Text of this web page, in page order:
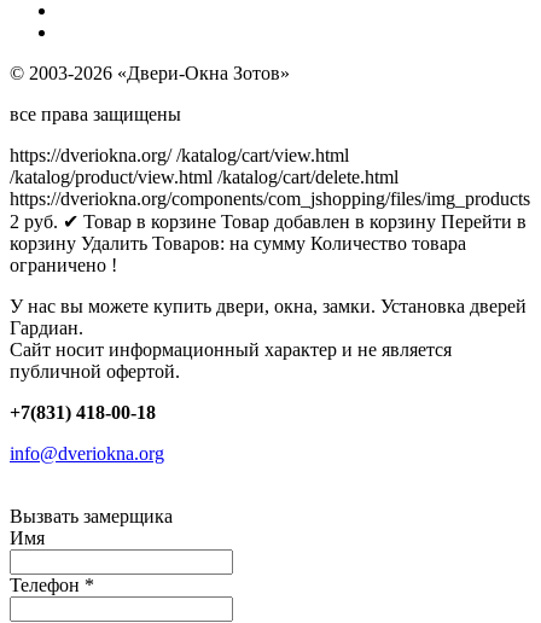
© 2003-2026 «Двери-Окна Зотов»
все права защищены
https://dveriokna.org/ /katalog/cart/view.html
/katalog/product/view.html /katalog/cart/delete.html
https://dveriokna.org/components/com_jshopping/files/img_products
2 руб. ✔ Товар в корзине Товар добавлен в корзину Перейти в
корзину Удалить Товаров: на сумму Количество товара
ограничено !
У нас вы можете купить двери, окна, замки. Установка дверей
Гардиан.
Сайт носит информационный характер и не является
публичной офертой.
+7(831) 418-00-18
info@dveriokna.org
Вызвать замерщика
Имя
Телефон *